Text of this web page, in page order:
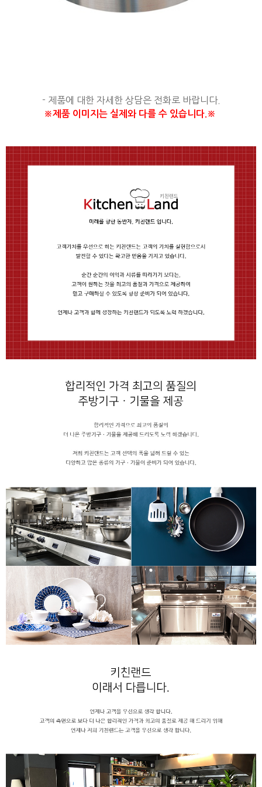
​- 제품에 대한 자세한 상담은 전화로 바랍니다.
※제품 이미지는 실제와 다를 수 있습니다.※